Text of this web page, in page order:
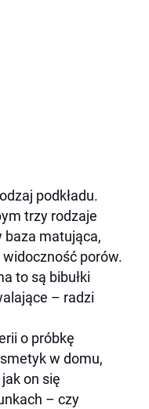
podkładu.
trzy rodzaje
baza matująca,
porów.
to są bibułki
– radzi
o próbkę
w domu,
on się
– czy